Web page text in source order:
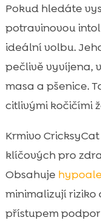
Pokud hledáte
potravinovou
ideální volbu.
pečlivě vyvíjena,
masa a pšenice.
citlivými kočičími
Krmivo
klíčových pro
Obsahuje
minimalizují
přístupem